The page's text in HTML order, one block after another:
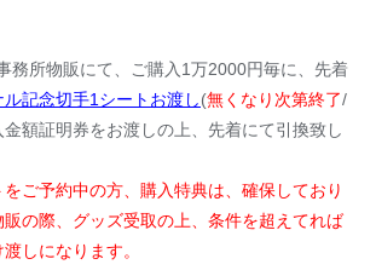
務所物販にて、ご購入1万2000円毎に、先着
記念切手1シートお渡し(無くなり次第終了/
額証明券をお渡しの上、先着にて引換致し
ご予約中の方、購入特典は、確保しており
販の際、グッズ受取の上、条件を超えてれば
しになります。